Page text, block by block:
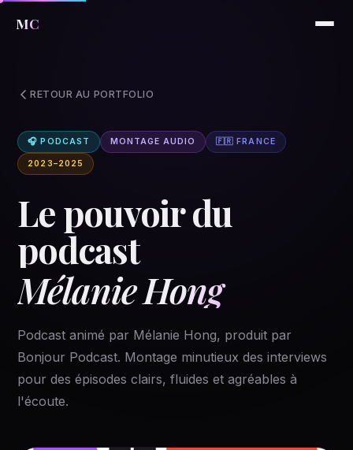
MC
RETOUR AU PORTFOLIO
🎧 PODCAST MONTAGE AUDIO 🇫🇷 FRANCE
2023–2025
Le pouvoir du
podcast
Mélanie Hong
Podcast animé par Mélanie Hong, produit par
Bonjour Podcast. Montage minutieux des interviews
pour des épisodes clairs, fluides et agréables à
l'écoute.